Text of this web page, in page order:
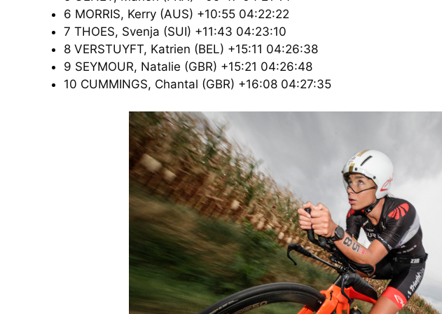
6 MORRIS, Kerry (AUS) +10:55 04:22:22
7 THOES, Svenja (SUI) +11:43 04:23:10
8 VERSTUYFT, Katrien (BEL) +15:11 04:26:38
9 SEYMOUR, Natalie (GBR) +15:21 04:26:48
10 CUMMINGS, Chantal (GBR) +16:08 04:27:35